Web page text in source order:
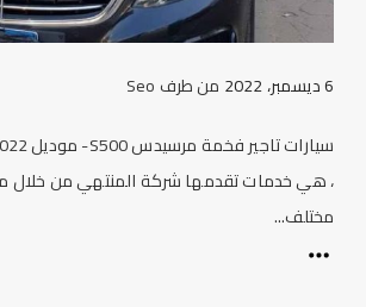
6 ديسمبر، 2022 من طرف Seo
، هي خدمات تقدمها شركة المنتهي من خلال
مختلف...